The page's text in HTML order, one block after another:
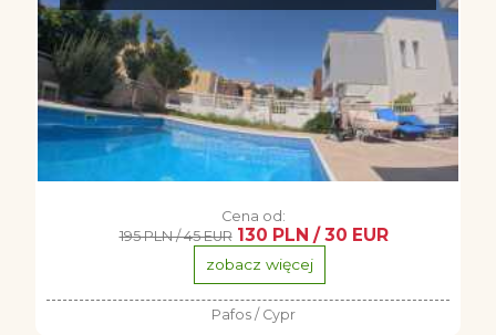
Cena od:
195 PLN / 45 EUR 130 PLN / 30 EUR
zobacz więcej
Pafos / Cypr